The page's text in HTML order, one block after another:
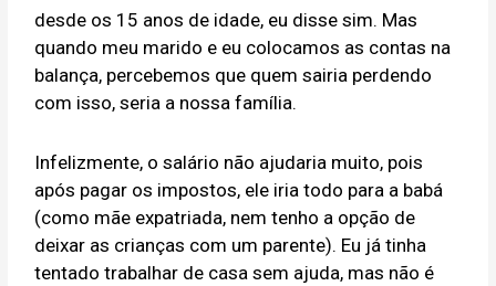
desde os 15 anos de idade, eu disse sim. Mas
quando meu marido e eu colocamos as contas na
balança, percebemos que quem sairia perdendo
com isso, seria a nossa família.
Infelizmente, o salário não ajudaria muito, pois
após pagar os impostos, ele iria todo para a babá
(como mãe expatriada, nem tenho a opção de
deixar as crianças com um parente). Eu já tinha
tentado trabalhar de casa sem ajuda, mas não é